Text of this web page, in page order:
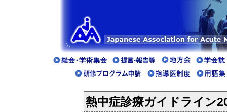
熱中症診療ガイドライン